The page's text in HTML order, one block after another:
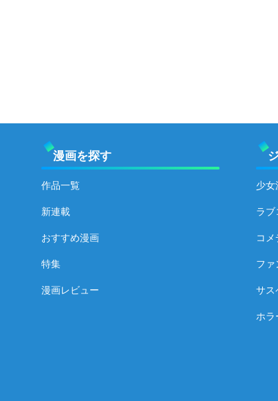
漫画を探す
作品一覧
新連載
おすすめ漫画
特集
漫画レビュー
少女
ラブ
コメ
ファ
サス
ホラ